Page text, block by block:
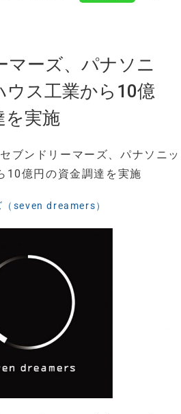
マーズ、パナソニ
ウス工業から10億
を実施
ブンドリーマーズ、パナソニッ
10億円の資金調達を実施
seven dreamers）